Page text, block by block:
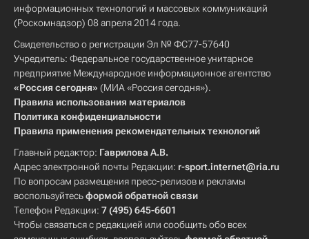
информационных технологий и массовых коммуникаций
(Роскомнадзор) 08 апреля 2014 года.
Свидетельство о регистрации Эл № ФС77-57640
Учредитель: Федеральное государственное унитарное
предприятие Международное информационное агентство
«Россия сегодня» (МИА «Россия сегодня»).
Правила использования материалов
Политика конфиденциальности
Правила применения рекомендательных технологий
Главный редактор: Гаврилова А.В.
Адрес электронной почты Редакции: r-sport.internet@ria.ru
По вопросам размещения пресс-релизов и рекламы
воспользуйтесьформой обратной связи
Телефон Редакции: 7 (495) 645-6601
Чтобы связаться с редакцией или сообщить обо всех